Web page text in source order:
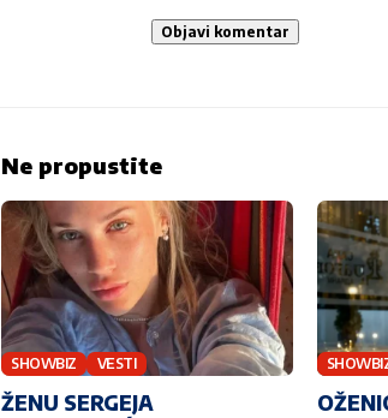
Ne propustite
SHOWBIZ VESTI
ŽENU SERGEJA